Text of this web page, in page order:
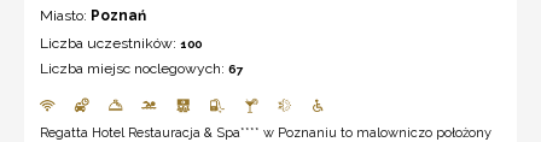
Miasto: Poznań
Liczba uczestników: 100
Liczba miejsc noclegowych: 67
Regatta Hotel Restauracja & Spa**** w Poznaniu to malowniczo położony